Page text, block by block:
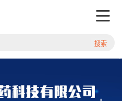
搜索